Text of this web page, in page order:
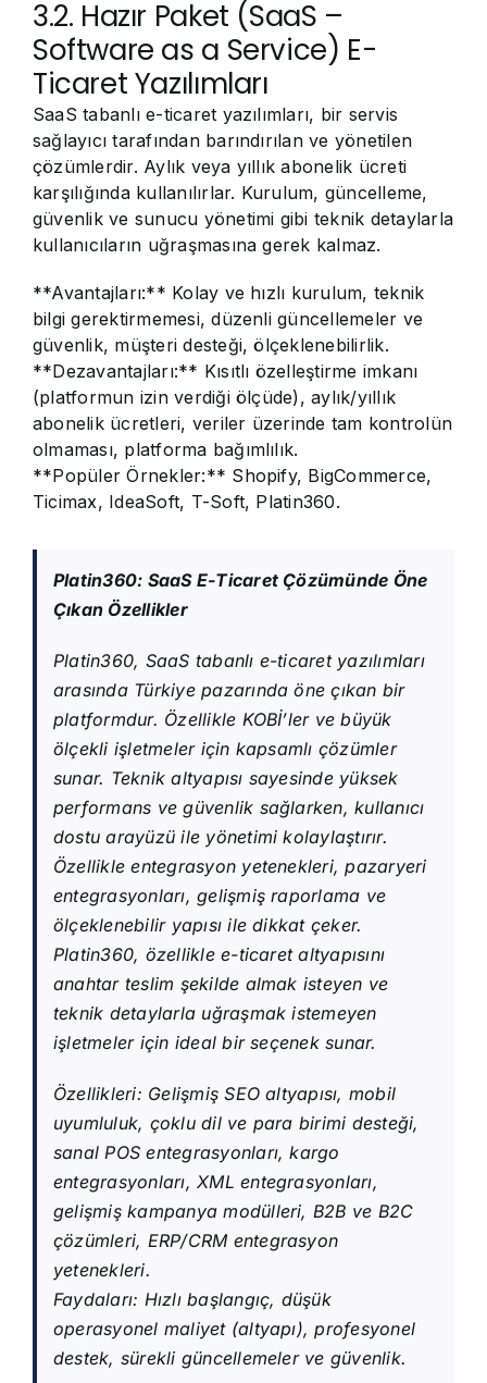
3.2. Hazır Paket (SaaS –
Software as a Service) E-
Ticaret Yazılımları
SaaS tabanlı e-ticaret yazılımları, bir servis
sağlayıcı tarafından barındırılan ve yönetilen
çözümlerdir. Aylık veya yıllık abonelik ücreti
karşılığında kullanılırlar. Kurulum, güncelleme,
güvenlik ve sunucu yönetimi gibi teknik detaylarla
kullanıcıların uğraşmasına gerek kalmaz.
**Avantajları:** Kolay ve hızlı kurulum, teknik
bilgi gerektirmemesi, düzenli güncellemeler ve
güvenlik, müşteri desteği, ölçeklenebilirlik.
**Dezavantajları:** Kısıtlı özelleştirme imkanı
(platformun izin verdiği ölçüde), aylık/yıllık
abonelik ücretleri, veriler üzerinde tam kontrolün
olmaması, platforma bağımlılık.
**Popüler Örnekler:** Shopify, BigCommerce,
Ticimax, IdeaSoft, T-Soft, Platin360.
Platin360: SaaS E-Ticaret Çözümünde Öne
Çıkan Özellikler
Platin360, SaaS tabanlı e-ticaret yazılımları
arasında Türkiye pazarında öne çıkan bir
platformdur. Özellikle KOBİ’ler ve büyük
ölçekli işletmeler için kapsamlı çözümler
sunar. Teknik altyapısı sayesinde yüksek
performans ve güvenlik sağlarken, kullanıcı
dostu arayüzü ile yönetimi kolaylaştırır.
Özellikle entegrasyon yetenekleri, pazaryeri
entegrasyonları, gelişmiş raporlama ve
ölçeklenebilir yapısı ile dikkat çeker.
Platin360, özellikle e-ticaret altyapısını
anahtar teslim şekilde almak isteyen ve
teknik detaylarla uğraşmak istemeyen
işletmeler için ideal bir seçenek sunar.
Özellikleri: Gelişmiş SEO altyapısı, mobil
uyumluluk, çoklu dil ve para birimi desteği,
sanal POS entegrasyonları, kargo
entegrasyonları, XML entegrasyonları,
gelişmiş kampanya modülleri, B2B ve B2C
çözümleri, ERP/CRM entegrasyon
yetenekleri.
Faydaları: Hızlı başlangıç, düşük
operasyonel maliyet (altyapı), profesyonel
destek, sürekli güncellemeler ve güvenlik.